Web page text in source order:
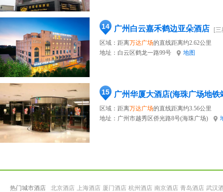
14 广州白云嘉禾鹤边亚朵酒店
[
区域：距离万达广场的直线距离约2.62公里
地址： 白云区鹤龙一路99号 地图
15 广州华厦大酒店(海珠广场地铁
区域：距离万达广场的直线距离约3.56公里
地址： 广州市越秀区侨光路8号(海珠广场)
热门城市酒店 北京酒店 上海酒店 厦门酒店 杭州酒店 南京酒店 青岛酒店 武汉